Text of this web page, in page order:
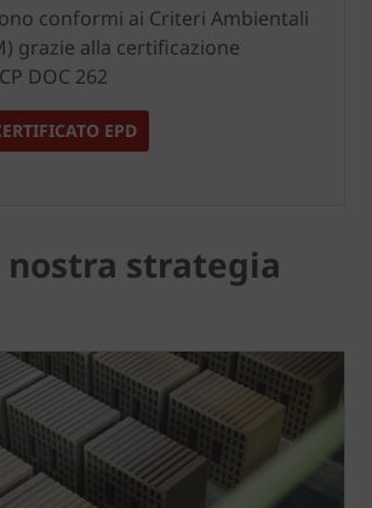
conformi ai Criteri Ambientali
grazie alla certificazione
DOC 262
EPD
nostra strategia